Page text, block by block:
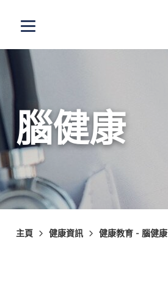
打開選單
腦健康
主頁 健康資訊 健康教育 - 腦健康